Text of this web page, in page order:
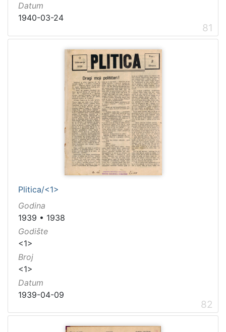
Datum
1940-03-24
81
Plitica/<1>
Godina
1939 • 1938
Godište
<1>
Broj
<1>
Datum
1939-04-09
82